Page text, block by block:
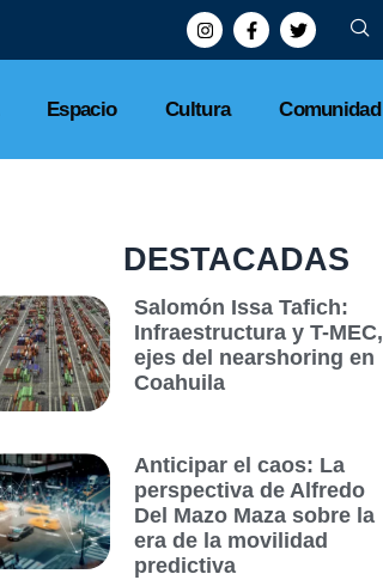
Espacio Cultura Comunidad
DESTACADAS
Salomón Issa Tafich:
Infraestructura y T-MEC,
ejes del nearshoring en
Coahuila
Anticipar el caos: La
perspectiva de Alfredo
Del Mazo Maza sobre la
era de la movilidad
predictiva